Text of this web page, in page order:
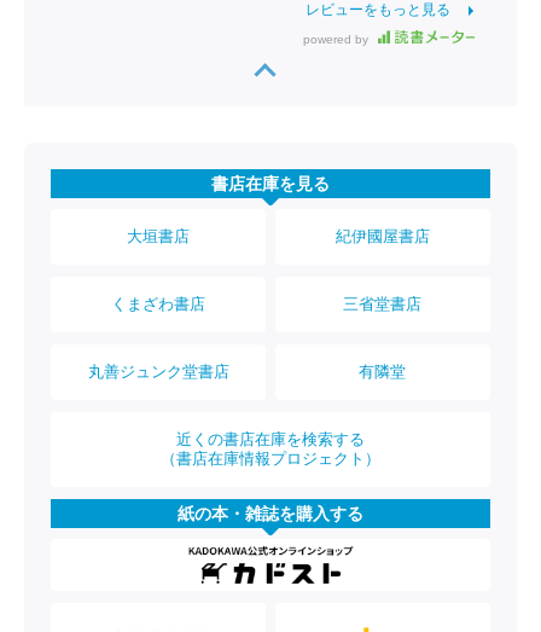
レビューをもっと見る
powered by
書店在庫を見る
大垣書店 紀伊國屋書店
くまざわ書店 三省堂書店
丸善ジュンク堂書店 有隣堂
近くの書店在庫を検索する
（書店在庫情報プロジェクト）
紙の本・雑誌を購入する